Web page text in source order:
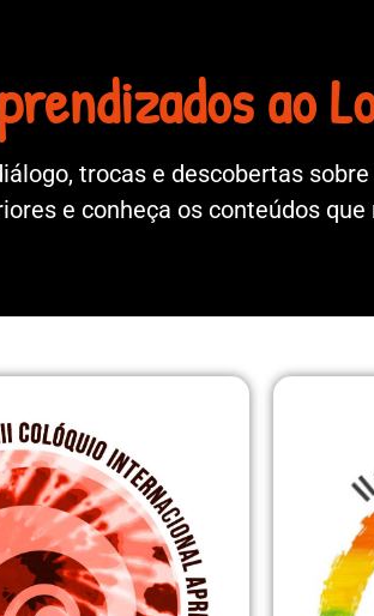
ao
trocas e descobertas
e conheça os conteúdos